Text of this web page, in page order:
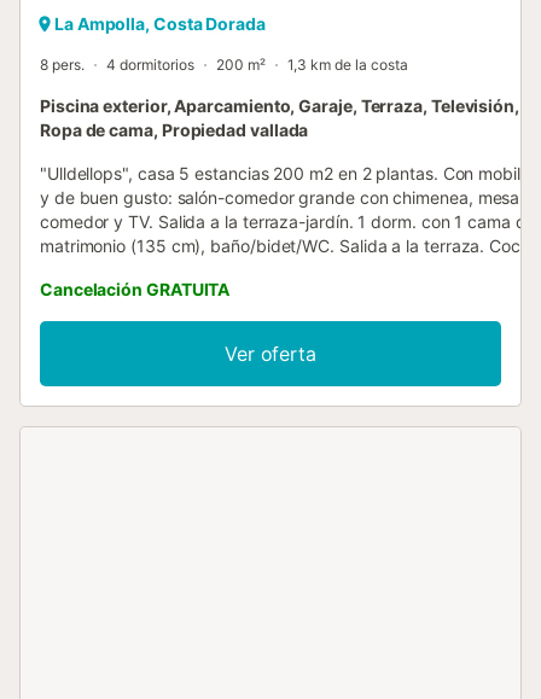
La Ampolla, Costa Dorada
8 pers. 4 dormitorios 200 m² 1,3 km de la costa
Piscina exterior, Aparcamiento, Garaje, Terraza, Televisión,
Ropa de cama, Propiedad vallada
"Ulldellops", casa 5 estancias 200 m2 en 2 plantas. Con
y de buen gusto: salón-comedor grande con chimenea, mesa
comedor y TV. Salida a la terraza-jardín. 1 dorm. con 1 cama de
matrimonio (135 cm), baño/bidet/WC. Salida a la terraza.
Planta superior: 2 dorm., grandes, cada habitación con 1 cama
matrimonio (135 cm). 1 dorm. con 2 camas (90 cm). Salida a la
Baño/bidet/WC. Calefacción. Terraza 12 m2, terraza-jardín 30
cenador 19 m2. Muebles de terraza, barbacoa. Vista muy
las montañas y al paisaje. El alojamiento dispone de: lavadora.
Cancelación GRATUITA
Ver oferta